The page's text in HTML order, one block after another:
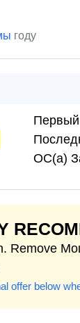
году
Первый
ОС(а)
Remove
offer below